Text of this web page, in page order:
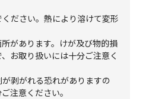
ださい。熱により溶けて変形
があります。けが及び物的損
お取り扱いには十分ご注意く
剥がれる恐れがありますの
注意ください。